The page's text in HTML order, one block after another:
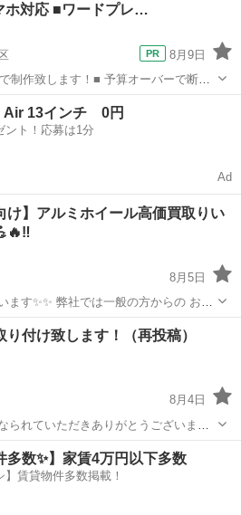
ホ対応 ■ワードプレ…
8月9日
！■ 予算オーバーで断念
作成費用、ドメイン費用、サーバー費
費用、完全無料の0円で高品質なホー
Air 13インチ 0円
ント！応募は1分
Ad
け】アルミホイール高価買取りい
8月5日
の方からの お持
高価 買い取りをしております💪😆💪✨
ますのでご安心ください🤲🏻´-♡ 即日
駅 その他 アルミホイール
り付け致します！（再投稿）
8月4日
られていただきありがとうございま
ただいております。作業などで返信が
なるべく早くご返答するように頑張
のお客様の工...
その他
多数✨】家賃4万円以下多数
】賃貸物件多数掲載！